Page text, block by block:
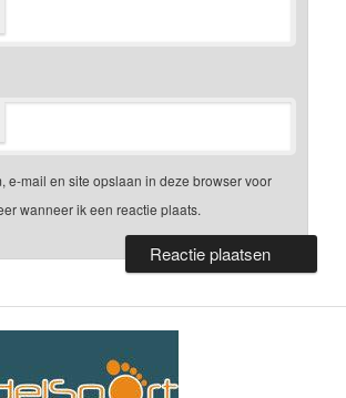
e-mail en site opslaan in deze browser voor
wanneer ik een reactie plaats.